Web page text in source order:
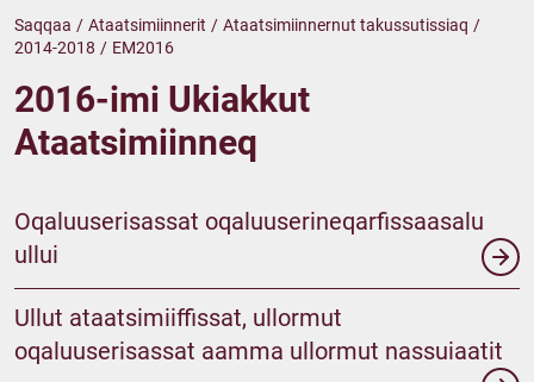
Saqqaa / Ataatsimiinnerit / Ataatsimiinnernut takussutissiaq /
2014-2018 / EM2016
2016-imi Ukiakkut
Ataatsimiinneq
Oqaluuserisassat oqaluuserineqarfissaasalu
ullui
Ullut ataatsimiiffissat, ullormut
oqaluuserisassat aamma ullormut nassuiaatit